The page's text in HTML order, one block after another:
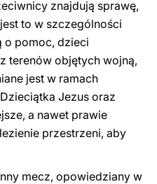
znajdują sprawę,
to w szczególności
o pomoc, dzieci
terenów objętych wojną,
jest w ramach
Jezus oraz
a nawet prawie
przestrzeni, aby
mecz, opowiedziany w